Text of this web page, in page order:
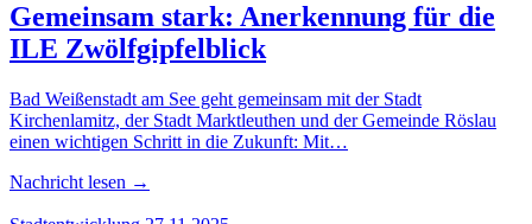
Gemein­sam stark: Aner­ken­nung für die
ILE Zwölfgipfelblick
Bad Weißenstadt am See geht gemeinsam mit der Stadt
Kirchenlamitz, der Stadt Marktleuthen und der Gemeinde Röslau
einen wichtigen Schritt in die Zukunft: Mit…
Nachricht lesen →